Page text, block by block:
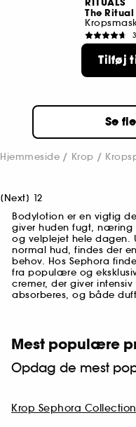
RITUALS
The
Tilføj
Se
Hjemmeside Krop
[Next] 12
Bodylotion er en vigtig
giver huden fugt, næring
og velplejet hele dagen.
normal hud, findes der
behov. Hos Sephora
fra populære og
cremer, der giver
absorberes, og både
Mest populære
Opdag de mest
Krop Sephora Collection